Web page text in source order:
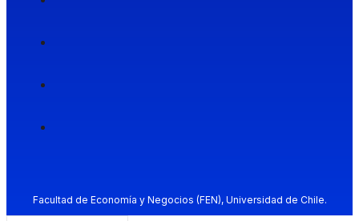
Facultad de Economía y Negocios (FEN), Universidad de Chile.